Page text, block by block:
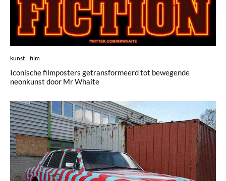
kunst film
Iconische filmposters getransformeerd tot bewegende
neonkunst door Mr Whaite